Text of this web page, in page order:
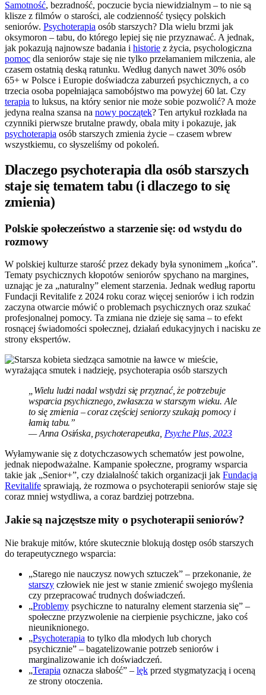
Samotność, bezradność, poczucie bycia niewidzialnym – to nie są
klisze z filmów o starości, ale codzienność tysięcy polskich
seniorów. Psychoterapia osób starszych? Dla wielu brzmi jak
oksymoron – tabu, do którego lepiej się nie przyznawać. A jednak,
jak pokazują najnowsze badania i historie z życia, psychologiczna
pomoc dla seniorów staje się nie tylko przełamaniem milczenia, ale
czasem ostatnią deską ratunku. Według danych nawet 30% osób
65+ w Polsce i Europie doświadcza zaburzeń psychicznych, a co
trzecia osoba popełniająca samobójstwo ma powyżej 60 lat. Czy
terapia to luksus, na który senior nie może sobie pozwolić? A może
jedyna realna szansa na nowy początek? Ten artykuł rozkłada na
czynniki pierwsze brutalne prawdy, obala mity i pokazuje, jak
psychoterapia osób starszych zmienia życie – czasem wbrew
wszystkiemu, co słyszeliśmy od pokoleń.
Dlaczego psychoterapia dla osób starszych
staje się tematem tabu (i dlaczego to się
zmienia)
Polskie społeczeństwo a starzenie się: od wstydu do
rozmowy
W polskiej kulturze starość przez dekady była synonimem „końca”.
Tematy psychicznych kłopotów seniorów spychano na margines,
uznając je za „naturalny” element starzenia. Jednak według raportu
Fundacji Revitalife z 2024 roku coraz więcej seniorów i ich rodzin
zaczyna otwarcie mówić o problemach psychicznych oraz szukać
profesjonalnej pomocy. Ta zmiana nie dzieje się sama – to efekt
rosnącej świadomości społecznej, działań edukacyjnych i nacisku ze
strony ekspertów.
„Wielu ludzi nadal wstydzi się przyznać, że potrzebuje
wsparcia psychicznego, zwłaszcza w starszym wieku. Ale
to się zmienia – coraz częściej seniorzy szukają pomocy i
łamią tabu.”
— Anna Osińska, psychoterapeutka, Psyche Plus, 2023
Wyłamywanie się z dotychczasowych schematów jest powolne,
jednak niepodważalne. Kampanie społeczne, programy wsparcia
takie jak „Senior+”, czy działalność takich organizacji jak Fundacja
Revitalife sprawiają, że rozmowa o psychoterapii seniorów staje się
coraz mniej wstydliwa, a coraz bardziej potrzebna.
Jakie są najczęstsze mity o psychoterapii seniorów?
Nie brakuje mitów, które skutecznie blokują dostęp osób starszych
do terapeutycznego wsparcia:
„Starego nie nauczysz nowych sztuczek” – przekonanie, że
starszy człowiek nie jest w stanie zmienić swojego myślenia
czy przepracować trudnych doświadczeń.
„Problemy psychiczne to naturalny element starzenia się” –
społeczne przyzwolenie na cierpienie psychiczne, jako coś
nieuniknionego.
„Psychoterapia to tylko dla młodych lub chorych
psychicznie” – bagatelizowanie potrzeb seniorów i
marginalizowanie ich doświadczeń.
„Terapia oznacza słabość” – lęk przed stygmatyzacją i oceną
ze strony otoczenia.